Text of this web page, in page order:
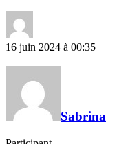
16 juin 2024 à 00:35
Sabrina